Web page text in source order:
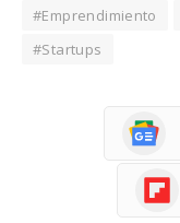
#Emprendimiento
#Startups